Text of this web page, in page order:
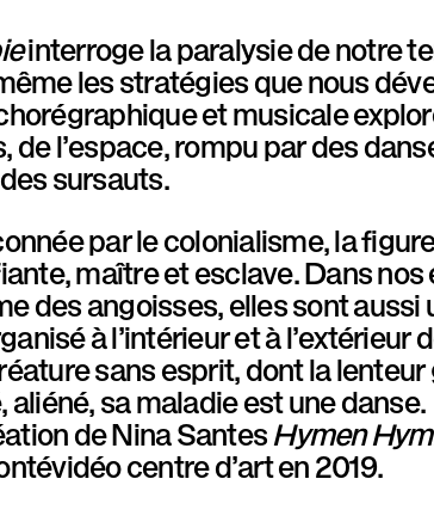
interroge la paralysie de notre
les stratégies que nous
et musicale
de l’espace, rompu par des
sursauts.
par le colonialisme, la
maître et esclave. Dans
des angoisses, elles sont aussi
à l’intérieur et à l’extérieur
sans esprit, dont la
sa maladie est une danse.
de Nina Santes Hymen
centre d’art en 2019.